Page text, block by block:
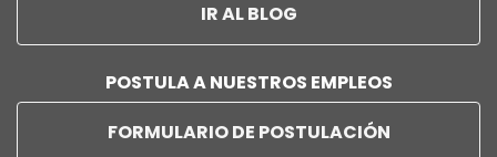
IR AL BLOG
POSTULA A NUESTROS EMPLEOS
FORMULARIO DE POSTULACIÓN